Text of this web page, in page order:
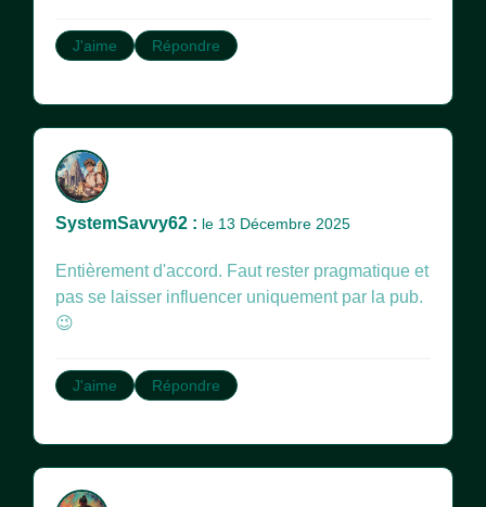
J'aime Répondre
SystemSavvy62 : le 13 Décembre 2025
Entièrement d'accord. Faut rester pragmatique et
pas se laisser influencer uniquement par la pub.
😉
J'aime Répondre